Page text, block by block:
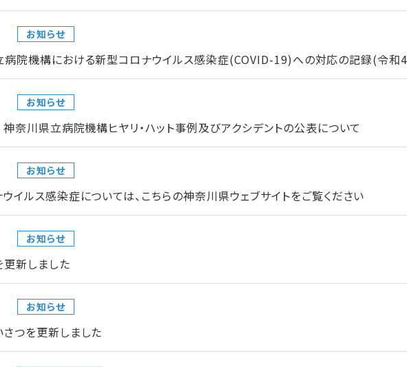
お知らせ
院機構における新型コロナウイルス感染症(COVID-19)への対応の記録(令和
お知らせ
奈川県立病院機構ヒヤリ・ハット事例及びアクシデントの公表について
お知らせ
イルス感染症については、こちらの神奈川県ウェブサイトをご覧ください
お知らせ
新しました
お知らせ
つを更新しました